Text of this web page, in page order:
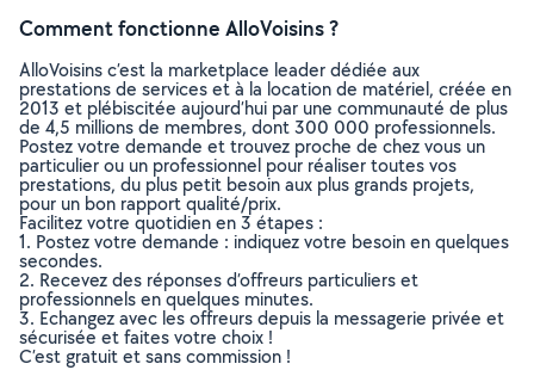
Comment fonctionne AlloVoisins ?
AlloVoisins c’est la marketplace leader dédiée aux
prestations de services et à la location de matériel, créée en
2013 et plébiscitée aujourd’hui par une communauté de plus
de 4,5 millions de membres, dont 300 000 professionnels.
Postez votre demande et trouvez proche de chez vous un
particulier ou un professionnel pour réaliser toutes vos
prestations, du plus petit besoin aux plus grands projets,
pour un bon rapport qualité/prix.
Facilitez votre quotidien en 3 étapes :
1. Postez votre demande : indiquez votre besoin en quelques
secondes.
2. Recevez des réponses d’offreurs particuliers et
professionnels en quelques minutes.
3. Echangez avec les offreurs depuis la messagerie privée et
sécurisée et faites votre choix !
C’est gratuit et sans commission !